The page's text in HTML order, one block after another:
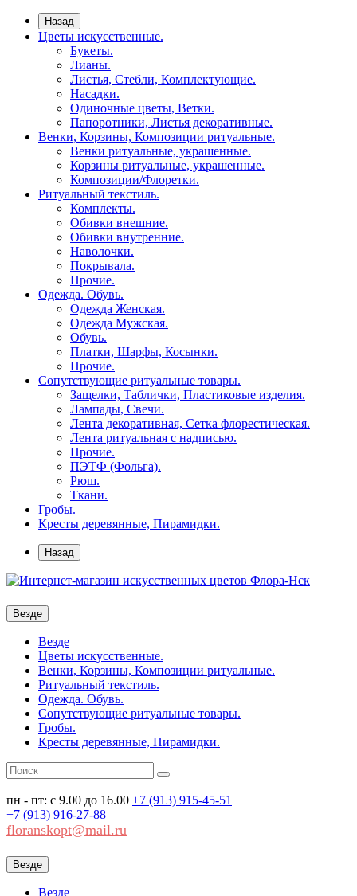
Назад
Цветы искусственные.
Букеты.
Лианы.
Листья, Стебли, Комплектующие.
Насадки.
Одиночные цветы, Ветки.
Папоротники, Листья декоративные.
Венки, Корзины, Композиции ритуальные.
Венки ритуальные, украшенные.
Корзины ритуальные, украшенные.
Композиции/Флоретки.
Ритуальный текстиль.
Комплекты.
Обивки внешние.
Обивки внутренние.
Наволочки.
Покрывала.
Прочие.
Одежда. Обувь.
Одежда Женская.
Одежда Мужская.
Обувь.
Платки, Шарфы, Косынки.
Прочие.
Сопутствующие ритуальные товары.
Защелки, Таблички, Пластиковые изделия.
Лампады, Свечи.
Лента декоративная, Сетка флорестическая.
Лента ритуальная с надписью.
Прочие.
ПЭТФ (Фольга).
Рюш.
Ткани.
Гробы.
Кресты деревянные, Пирамидки.
Назад
Везде
Везде
Цветы искусственные.
Венки, Корзины, Композиции ритуальные.
Ритуальный текстиль.
Одежда. Обувь.
Сопутствующие ритуальные товары.
Гробы.
Кресты деревянные, Пирамидки.
пн - пт: с 9.00 до 16.00 +7 (913) 915-45-51
+7 (913) 916-27-88
floranskopt@mail.ru
Везде
Везде